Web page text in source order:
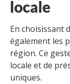
locale
En choisissant
également les
région. Ce
locale et de
uniques.